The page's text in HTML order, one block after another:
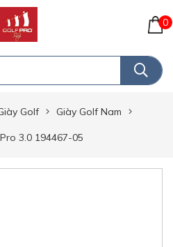
0
Golf Giày Golf Nam
3.0 194467-05